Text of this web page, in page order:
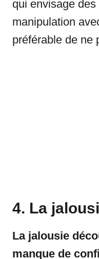
qui envisage
manipulation
préférable de ne
4. La
La jalousie
manque de